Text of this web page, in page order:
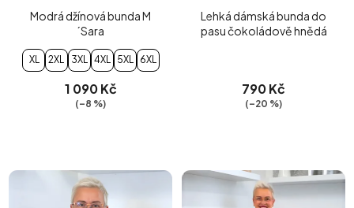
Modrá džínová bunda M
´Sara
XL 2XL 3XL 4XL 5XL 6XL
1 090 Kč
(–8 %)
Lehká dámská bunda do
pasu čokoládově hnědá
790 Kč
(–20 %)